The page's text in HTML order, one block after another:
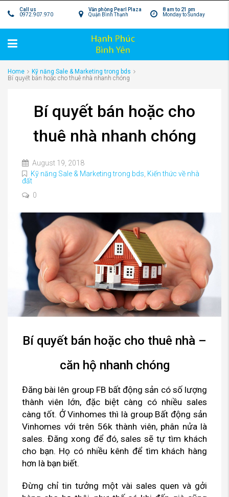
8 am to 21 pm
Monday to Sunday
Văn phòng Pearl Plaza
Quận Bình Thạnh
Call us
0972.907.970
Home
Kỹ năng Sale & Marketing trong bds
Bí quyết bán hoặc cho thuê nhà nhanh chóng
Bí quyết bán hoặc cho
thuê nhà nhanh chóng
August 19, 2018
Kỹ năng Sale & Marketing trong bds Kiến thức về nhà
đất
0
Bí quyết bán hoặc cho thuê nhà –
căn hộ nhanh chóng
Đăng bài lên group FB bất động sản có số lượng
thành viên lớn, đặc biệt càng có nhiều sales
càng tốt. Ở Vinhomes thì là group Bất động sản
Vinhomes với trên 56k thành viên, phân nửa là
sales. Đăng xong để đó, sales sẽ tự tìm khách
cho bạn. Họ có nhiều kênh để tìm khách hàng
hơn là bạn biết.
Đừng chỉ tin tưởng một vài sales quen và gởi